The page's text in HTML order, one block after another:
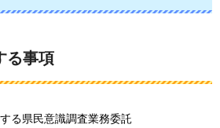
る事項
る県民意識調査業務委託